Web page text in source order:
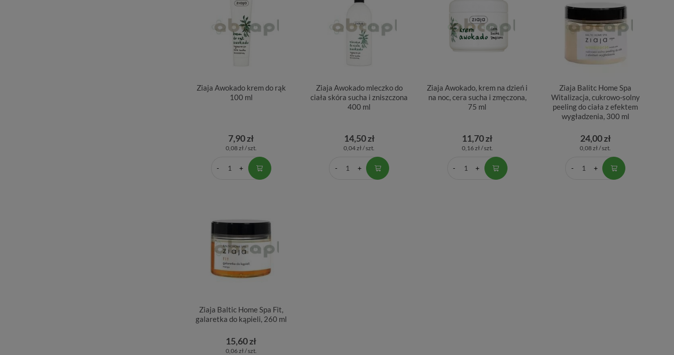
Ziaja Awokado krem do rąk
100 ml
7,90 zł
0,08 zł / szt.
Ziaja Awokado mleczko do
ciała skóra sucha i zniszczona
400 ml
14,50 zł
0,04 zł / szt.
Ziaja Awokado, krem na dzień i
na noc, cera sucha i zmęczona,
75 ml
11,70 zł
0,16 zł / szt.
Ziaja Balitc Home Spa
Witalizacja, cukrowo-solny
peeling do ciała z efektem
wygładzenia, 300 ml
24,00 zł
0,08 zł / szt.
Ziaja Baltic Home Spa Fit,
galaretka do kąpieli, 260 ml
15,60 zł
0,06 zł / szt.